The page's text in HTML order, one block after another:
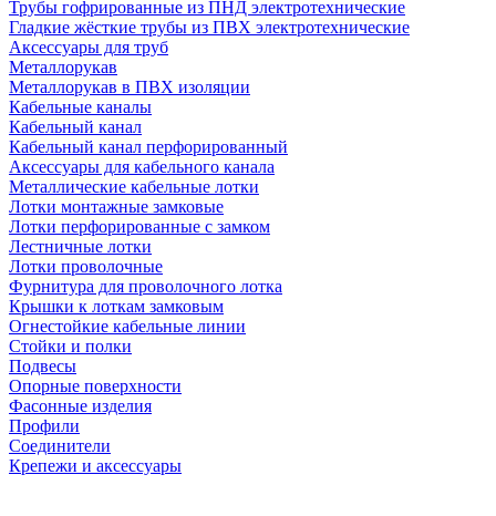
Трубы гофрированные из ПНД электротехнические
Гладкие жёсткие трубы из ПВХ электротехнические
Аксессуары для труб
Металлорукав
Металлорукав в ПВХ изоляции
Кабельные каналы
Кабельный канал
Кабельный канал перфорированный
Аксессуары для кабельного канала
Металлические кабельные лотки
Лотки монтажные замковые
Лотки перфорированные с замком
Лестничные лотки
Лотки проволочные
Фурнитура для проволочного лотка
Крышки к лоткам замковым
Огнестойкие кабельные линии
Стойки и полки
Подвесы
Опорные поверхности
Фасонные изделия
Профили
Соединители
Крепежи и аксессуары